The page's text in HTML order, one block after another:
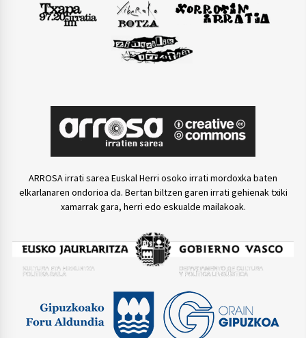
ARROSA irrati sarea Euskal Herri osoko irrati mordoxka baten
elkarlanaren ondorioa da. Bertan biltzen garen irrati gehienak txiki
xamarrak gara, herri edo eskualde mailakoak.